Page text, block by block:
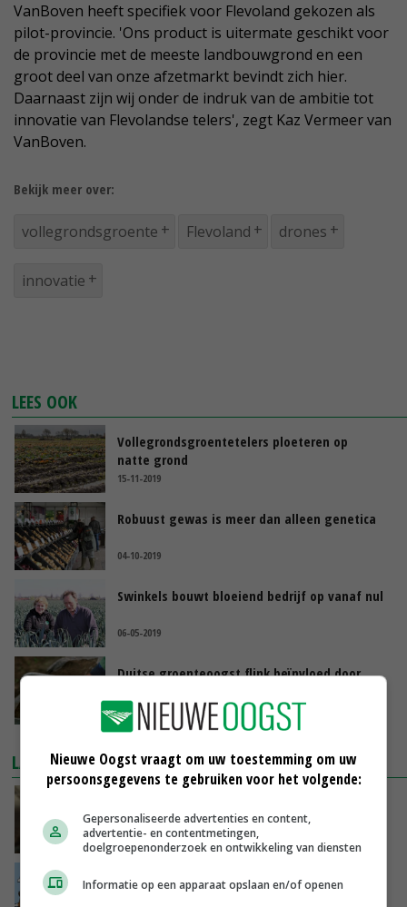
VanBoven heeft specifiek voor Flevoland gekozen als
pilot-provincie. 'Ons product is uitermate geschikt voor
de provincie met de meeste landbouwgrond en een
groot deel van onze afzetmarkt bevindt zich hier.
Daarnaast zijn wij onder de indruk van de ambitie tot
innovatie van Flevolandse telers', zegt Kaz Vermeer van
VanBoven.
Bekijk meer over:
vollegrondsgroente Flevoland drones
innovatie
LEES OOK
Vollegrondsgroentetelers ploeteren op
natte grond
15-11-2019
Robuust gewas is meer dan alleen genetica
04-10-2019
Swinkels bouwt bloeiend bedrijf op vanaf nul
06-05-2019
Duitse groenteoogst flink beïnvloed door
08-03-2019
LAATSTE NIEUWS
zorgen voor meer balans’
GISTEREN, 16:01
Internationale vraag naar geitenzuivel blijft
groot: Nederland in Europese top
Nieuwe Oogst vraagt om uw toestemming om uw
persoonsgegevens te gebruiken voor het volgende:
Gepersonaliseerde advertenties en content,
advertentie- en contentmetingen,
doelgroepenonderzoek en ontwikkeling van diensten
Informatie op een apparaat opslaan en/of openen